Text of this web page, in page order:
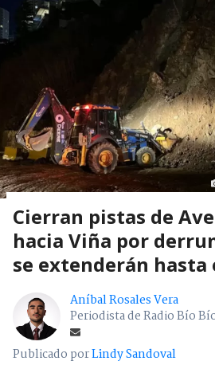
Cierran pistas de
hacia Viña por
se extenderán hasta
Aníbal Rosales Vera
Periodista de Radio Bío
Publicado porLindy Sandoval